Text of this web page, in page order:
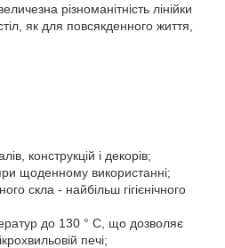
різноманітність лінійки
як для повсякденного життя,
конструкцій і декорів;
щоденному використанні;
скла - найбільш гігієнічного
до 130 ° С, що дозволяє
печі;